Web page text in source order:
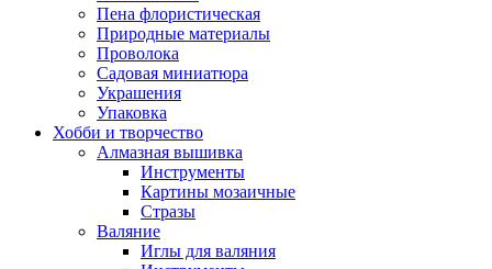
Пена флористическая
Природные материалы
Проволока
Садовая миниатюра
Украшения
Упаковка
Хобби и творчество
Алмазная вышивка
Инструменты
Картины мозаичные
Стразы
Валяние
Иглы для валяния